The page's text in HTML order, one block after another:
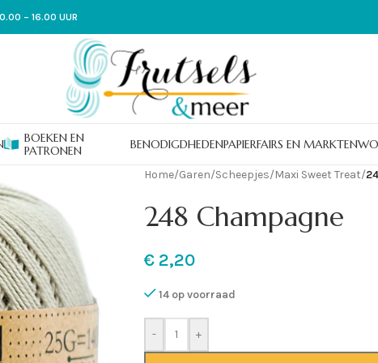
– 16.00 UUR
BOEKEN EN
PATRONEN
BENODIGDHEDENPAPIERFAIRS EN MARKTEN
Home/Garen/Scheepjes/Maxi Sweet Treat/
248 Champagne
€2,20
14 op voorraad
- +